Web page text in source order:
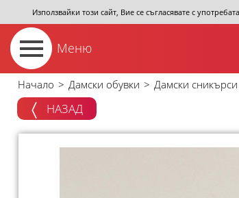
Използвайки този сайт, Вие се съгласявате с
Меню
Начало > Дамски обувки > Дамски сникърси
НАЗАД